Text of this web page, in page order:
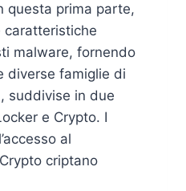
questa prima parte,
caratteristiche
malware, fornendo
diverse famiglie di
suddivise in due
e Crypto. I
al
criptano